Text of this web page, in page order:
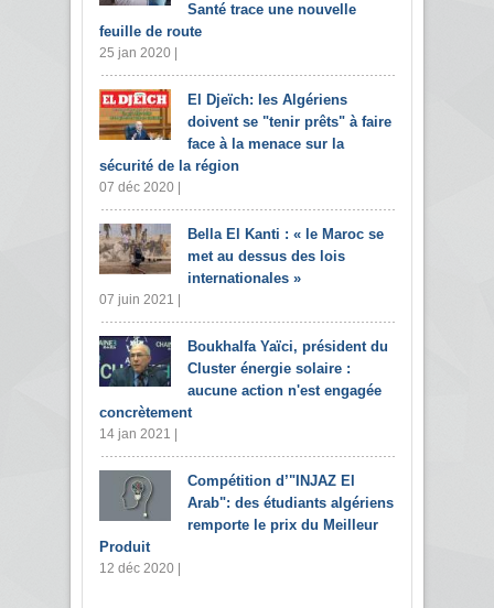
Santé trace une nouvelle
feuille de route
25 jan 2020 |
El Djeïch: les Algériens
doivent se "tenir prêts" à faire
face à la menace sur la
sécurité de la région
07 déc 2020 |
Bella El Kanti : « le Maroc se
met au dessus des lois
internationales »
07 juin 2021 |
Boukhalfa Yaïci, président du
Cluster énergie solaire :
aucune action n'est engagée
concrètement
14 jan 2021 |
Compétition d’"INJAZ El
Arab": des étudiants algériens
remporte le prix du Meilleur
Produit
12 déc 2020 |